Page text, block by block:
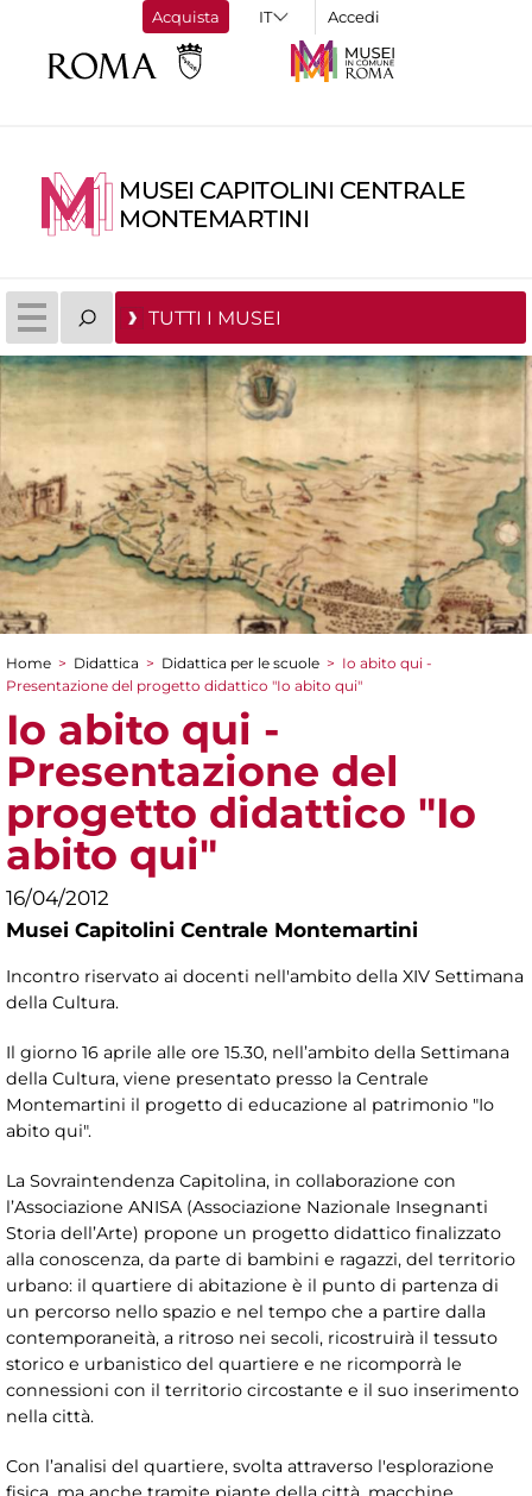
Acquista Accedi
MUSEI CAPITOLINI CENTRALE
MONTEMARTINI
TUTTI I MUSEI
Tu sei qui
Home > Didattica > Didattica per le scuole > Io abito qui -
Presentazione del progetto didattico "Io abito qui"
Io abito qui -
Presentazione del
progetto didattico "Io
abito qui"
16/04/2012
Musei Capitolini Centrale Montemartini
Incontro riservato ai docenti nell'ambito della XIV Settimana
della Cultura.
Il giorno 16 aprile alle ore 15.30, nell’ambito della Settimana
della Cultura, viene presentato presso la Centrale
Montemartini il progetto di educazione al patrimonio "Io
abito qui".
La Sovraintendenza Capitolina, in collaborazione con
l’Associazione ANISA (Associazione Nazionale Insegnanti
Storia dell’Arte) propone un progetto didattico finalizzato
alla conoscenza, da parte di bambini e ragazzi, del territorio
urbano: il quartiere di abitazione è il punto di partenza di
un percorso nello spazio e nel tempo che a partire dalla
contemporaneità, a ritroso nei secoli, ricostruirà il tessuto
storico e urbanistico del quartiere e ne ricomporrà le
connessioni con il territorio circostante e il suo inserimento
nella città.
Con l’analisi del quartiere, svolta attraverso l'esplorazione